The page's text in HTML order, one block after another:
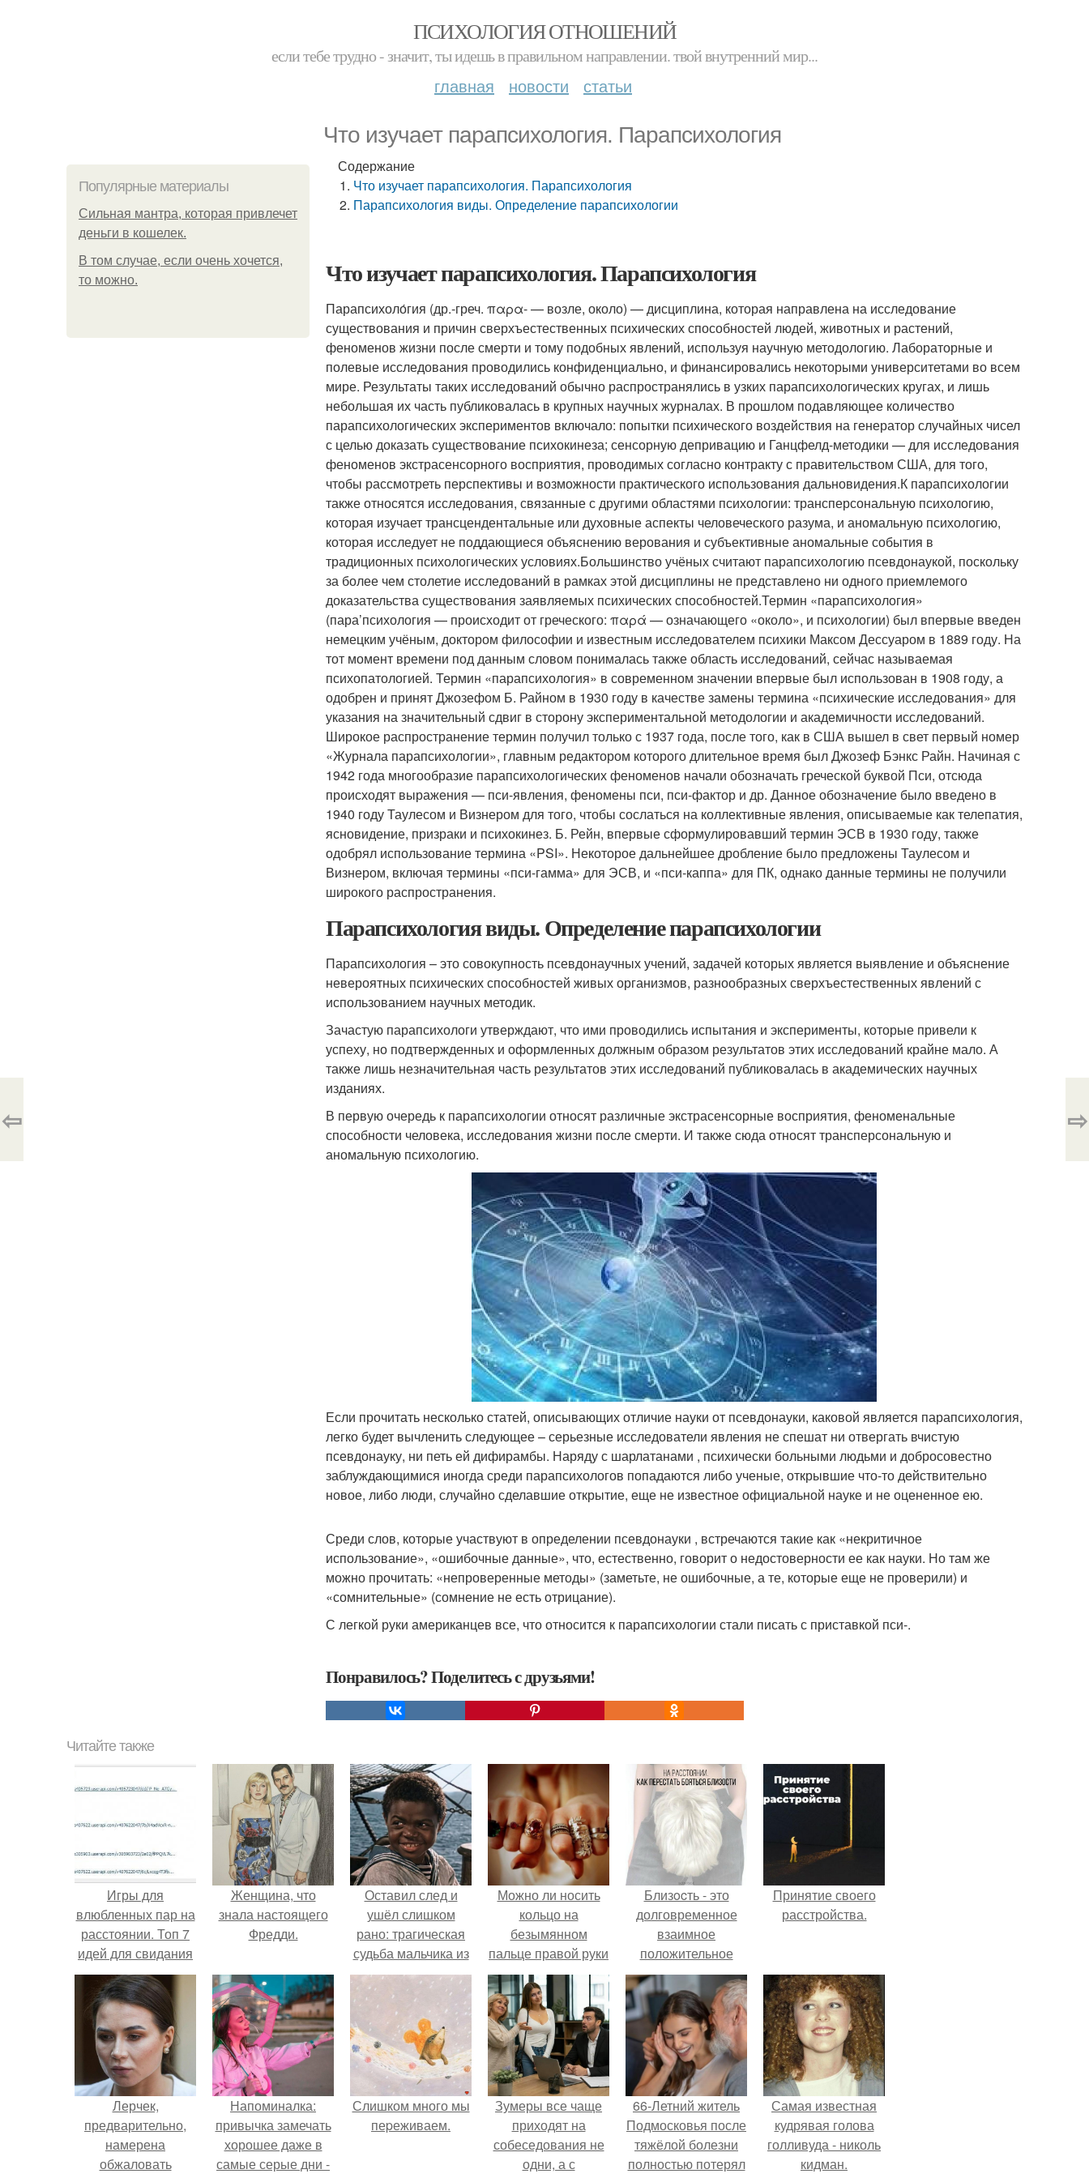
ПСИХОЛОГИЯ ОТНОШЕНИЙ
если тебе трудно - значит, ты идешь в правильном направлении. твой внутренний мир...
главная новости статьи
Что изучает парапсихология. Парапсихология
Популярные материалы
Сильная мантра, которая привлечет
деньги в кошелек.
В том случае, если очень хочется,
то можно.
Содержание
Что изучает парапсихология. Парапсихология
Парапсихология виды. Определение парапсихологии
Что изучает парапсихология. Парапсихология
Парапсихоло́гия (др.-греч. παρα- — возле, около) — дисциплина, которая направлена на исследование
существования и причин сверхъестественных психических способностей людей, животных и растений,
феноменов жизни после смерти и тому подобных явлений, используя научную методологию. Лабораторные и
полевые исследования проводились конфиденциально, и финансировались некоторыми университетами во всем
мире. Результаты таких исследований обычно распространялись в узких парапсихологических кругах, и лишь
небольшая их часть публиковалась в крупных научных журналах. В прошлом подавляющее количество
парапсихологических экспериментов включало: попытки психического воздействия на генератор случайных чисел
с целью доказать существование психокинеза; сенсорную депривацию и Ганцфелд-методики — для исследования
феноменов экстрасенсорного восприятия, проводимых согласно контракту с правительством США, для того,
чтобы рассмотреть перспективы и возможности практического использования дальновидения.К парапсихологии
также относятся исследования, связанные с другими областями психологии: трансперсональную психологию,
которая изучает трансцендентальные или духовные аспекты человеческого разума, и аномальную психологию,
которая исследует не поддающиеся объяснению верования и субъективные аномальные события в
традиционных психологических условиях.Большинство учёных считают парапсихологию псевдонаукой, поскольку
за более чем столетие исследований в рамках этой дисциплины не представлено ни одного приемлемого
доказательства существования заявляемых психических способностей.Термин «парапсихология»
(пара’психология — происходит от греческого: παρά — означающего «около», и психологии) был впервые введен
немецким учёным, доктором философии и известным исследователем психики Максом Дессуаром в 1889 году. На
тот момент времени под данным словом понималась также область исследований, сейчас называемая
психопатологией. Термин «парапсихология» в современном значении впервые был использован в 1908 году, а
одобрен и принят Джозефом Б. Райном в 1930 году в качестве замены термина «психические исследования» для
указания на значительный сдвиг в сторону экспериментальной методологии и академичности исследований.
Широкое распространение термин получил только с 1937 года, после того, как в США вышел в свет первый номер
«Журнала парапсихологии», главным редактором которого длительное время был Джозеф Бэнкс Райн. Начиная с
1942 года многообразие парапсихологических феноменов начали обозначать греческой буквой Пси, отсюда
происходят выражения — пси-явления, феномены пси, пси-фактор и др. Данное обозначение было введено в
1940 году Таулесом и Визнером для того, чтобы сослаться на коллективные явления, описываемые как телепатия,
ясновидение, призраки и психокинез. Б. Рейн, впервые сформулировавший термин ЭСВ в 1930 году, также
одобрял использование термина «PSI». Некоторое дальнейшее дробление было предложены Таулесом и
Визнером, включая термины «пси-гамма» для ЭСВ, и «пси-каппа» для ПК, однако данные термины не получили
широкого распространения.
Парапсихология виды. Определение парапсихологии
Парапсихология – это совокупность псевдонаучных учений, задачей которых является выявление и объяснение
невероятных психических способностей живых организмов, разнообразных сверхъестественных явлений с
использованием научных методик.
Зачастую парапсихологи утверждают, что ими проводились испытания и эксперименты, которые привели к
успеху, но подтвержденных и оформленных должным образом результатов этих исследований крайне мало. А
также лишь незначительная часть результатов этих исследований публиковалась в академических научных
изданиях.
В первую очередь к парапсихологии относят различные экстрасенсорные восприятия, феноменальные
способности человека, исследования жизни после смерти. И также сюда относят трансперсональную и
аномальную психологию.
Если прочитать несколько статей, описывающих отличие науки от псевдонауки, каковой является парапсихология,
легко будет вычленить следующее – серьезные исследователи явления не спешат ни отвергать вчистую
псевдонауку, ни петь ей дифирамбы. Наряду с шарлатанами , психически больными людьми и добросовестно
заблуждающимися иногда среди парапсихологов попадаются либо ученые, открывшие что-то действительно
новое, либо люди, случайно сделавшие открытие, еще не известное официальной науке и не оцененное ею.
Среди слов, которые участвуют в определении псевдонауки , встречаются такие как «некритичное
использование», «ошибочные данные», что, естественно, говорит о недостоверности ее как науки. Но там же
можно прочитать: «непроверенные методы» (заметьте, не ошибочные, а те, которые еще не проверили) и
«сомнительные» (сомнение не есть отрицание).
С легкой руки американцев все, что относится к парапсихологии стали писать с приставкой пси-.
Понравилось? Поделитесь с друзьями!
⇦ ⇨
Читайте также
Игры для
влюбленных пар на
расстоянии. Топ 7
идей для свидания
на расстоянии
Женщина, что
знала настоящего
Фредди.
Оставил след и
ушёл слишком
рано: трагическая
судьба мальчика из
фильма
"Максимка".
Можно ли носить
кольцо на
безымянном
пальце правой руки
незамужней
девушке
Близocть - это
долговременное
взаимное
положительное
эмоциональное
вовлечение,
взаимодействие.
Принятие своего
расстройства.
Лерчек,
предварительно,
намерена
обжаловать
Напоминалка:
привычка замечать
хорошее даже в
самые серые дни -
Слишком много мы
пеpеживаем.
Зумеры все чаще
приходят на
собеседования не
одни, а с
66-Летний житель
Подмосковья после
тяжёлой болезни
полностью потерял
Самая известная
кудрявая голова
голливуда - николь
кидман.